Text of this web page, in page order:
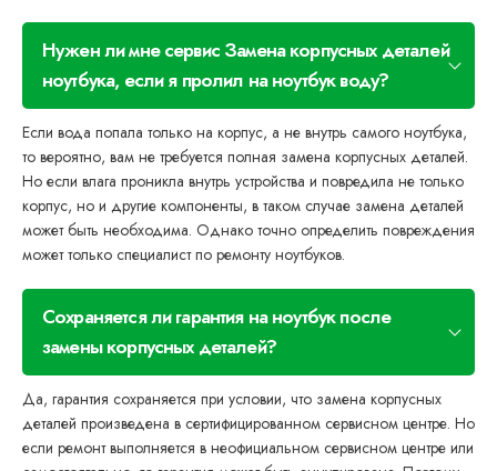
Нужен ли мне сервис Замена корпусных деталей
ноутбука, если я пролил на ноутбук воду?
Если вода попала только на корпус, а не внутрь самого ноутбука,
то вероятно, вам не требуется полная замена корпусных деталей.
Но если влага проникла внутрь устройства и повредила не только
корпус, но и другие компоненты, в таком случае замена деталей
может быть необходима. Однако точно определить повреждения
может только специалист по ремонту ноутбуков.
Сохраняется ли гарантия на ноутбук после
замены корпусных деталей?
Да, гарантия сохраняется при условии, что замена корпусных
деталей произведена в сертифицированном сервисном центре. Но
если ремонт выполняется в неофициальном сервисном центре или